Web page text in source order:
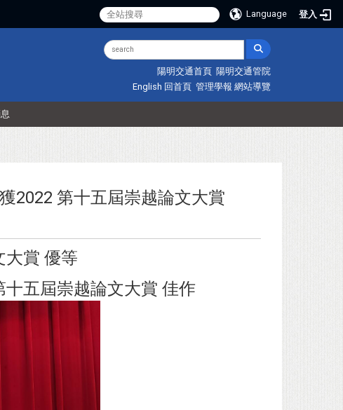
Language 登入
陽明交通首頁 陽明交通管院
English 回首頁 管理學報 網站導覽
2022 第十五屆崇越論文大賞
大賞 優等
五屆崇越論文大賞 佳作